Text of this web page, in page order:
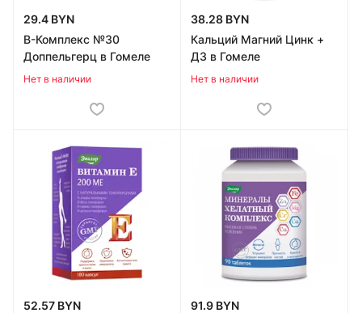
29.4 BYN
В-Комплекс №30
Доппельгерц в Гомеле
Нет в наличии
38.28 BYN
Кальций Магний Цинк +
Д3 в Гомеле
Нет в наличии
52.57 BYN
91.9 BYN